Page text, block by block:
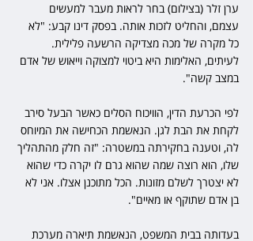
ערן זלר (בצילום) בחר לראות מעבר למעשים
עצמם, והחליט לזכות אותה. בפסק דינו קבע: "לא
כל מקרה של מכה מצדיקה הרשעה פלילית.
לעיתים, האלימות היא ביטוי למצוקה וייאוש של אדם
במצב קשה".
לפי הכרעת הדין, הוויכוח הסלים כאשר הבעל סירב
לקחת את הבת לגן. הנאשמת הכחישה את המיוחס
לה, וטענה בחקירתה במשטרה: "זה חלק מהתהליך
שלו, הוא רוצה שמה שהוא גרם לו יקרה כדי שהוא
לא יצטרך לשלם מזונות. הכל מתוכנן אצלו. אני לא
בן אדם שתוקף או מאיים".
בעדותה בבית המשפט, הנאשמת תיארה מערכת